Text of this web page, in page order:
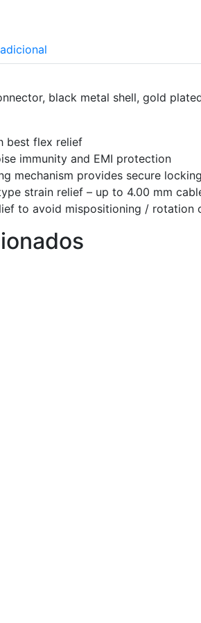
black metal shell, gold
best flex relief
immunity and EMI protection
mechanism provides secure
strain relief – up to 4.00 mm
to avoid mispositioning / rotation